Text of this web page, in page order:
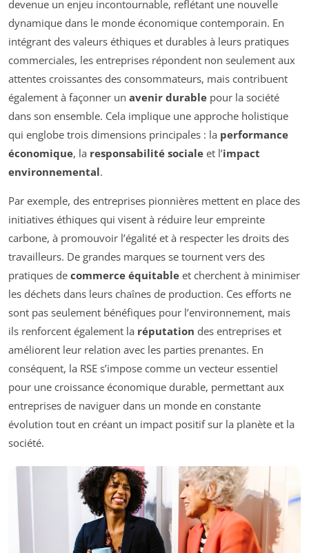
devenue un enjeu incontournable, reflétant une nouvelle
dynamique dans le monde économique contemporain. En
intégrant des valeurs éthiques et durables à leurs pratiques
commerciales, les entreprises répondent non seulement aux
attentes croissantes des consommateurs, mais contribuent
également à façonner un avenir durable pour la société
dans son ensemble. Cela implique une approche holistique
qui englobe trois dimensions principales : la performance
économique, la responsabilité sociale et l’impact
environnemental.
Par exemple, des entreprises pionnières mettent en place des
initiatives éthiques qui visent à réduire leur empreinte
carbone, à promouvoir l’égalité et à respecter les droits des
travailleurs. De grandes marques se tournent vers des
pratiques de commerce équitable et cherchent à minimiser
les déchets dans leurs chaînes de production. Ces efforts ne
sont pas seulement bénéfiques pour l’environnement, mais
ils renforcent également la réputation des entreprises et
améliorent leur relation avec les parties prenantes. En
conséquent, la RSE s’impose comme un vecteur essentiel
pour une croissance économique durable, permettant aux
entreprises de naviguer dans un monde en constante
évolution tout en créant un impact positif sur la planète et la
société.